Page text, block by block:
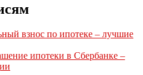
взнос по ипотеке – лучшие
ипотеки в Сбербанке –